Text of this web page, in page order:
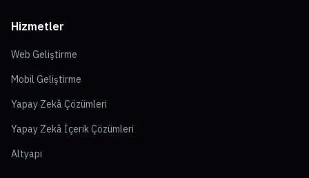
Hizmetler
Web Geliştirme
Mobil Geliştirme
Yapay Zekâ Çözümleri
Yapay Zekâ İçerik Çözümleri
Altyapı